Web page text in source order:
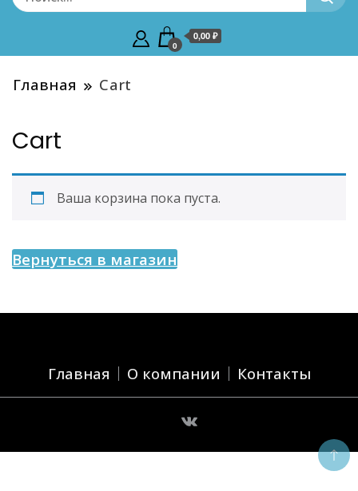
0
0,00 ₽
Главная Cart
Cart
Ваша корзина пока пуста.
Вернуться в магазин
Главная О компании Контакты